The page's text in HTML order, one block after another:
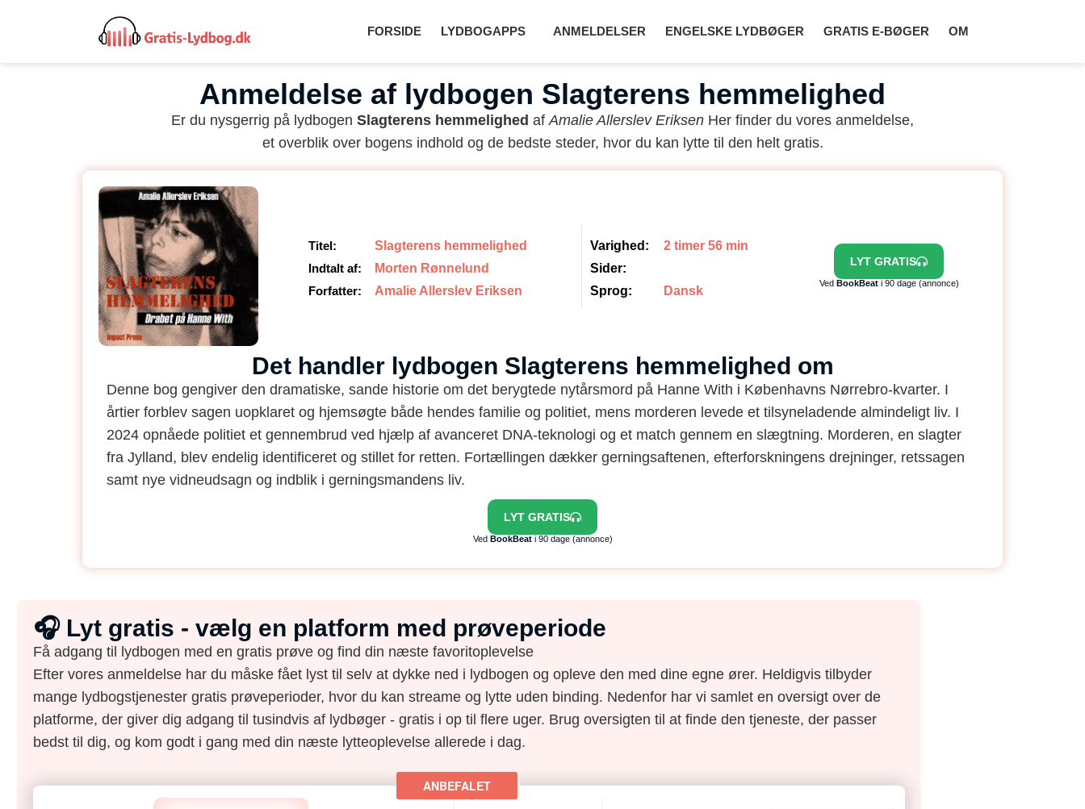
FORSIDE LYDBOGAPPS ANMELDELSER ENGELSKE LYDBØGER GRATIS E-BØGER OM
Anmeldelse af lydbogen Slagterens hemmelighed
Er du nysgerrig på lydbogen Slagterens hemmelighed af Amalie Allerslev Eriksen Her finder du vores anmeldelse,
et overblik over bogens indhold og de bedste steder, hvor du kan lytte til den helt gratis.
Titel:
Slagterens hemmelighed
Indtalt af:
Morten Rønnelund
Forfatter:
Amalie Allerslev Eriksen
Varighed:
2 timer 56 min
Sider:
Sprog:
Dansk
LYT GRATIS
Ved BookBeati 90 dage (annonce)
Det handler lydbogen Slagterens hemmelighed om
Denne bog gengiver den dramatiske, sande historie om det berygtede nytårsmord på Hanne With i Københavns Nørrebro-kvarter. I
årtier forblev sagen uopklaret og hjemsøgte både hendes familie og politiet, mens morderen levede et tilsyneladende almindeligt liv. I
2024 opnåede politiet et gennembrud ved hjælp af avanceret DNA-teknologi og et match gennem en slægtning. Morderen, en slagter
fra Jylland, blev endelig identificeret og stillet for retten. Fortællingen dækker gerningsaftenen, efterforskningens drejninger, retssagen
samt nye vidneudsagn og indblik i gerningsmandens liv.
LYT GRATIS
Ved BookBeati 90 dage (annonce)
🎧 Lyt gratis - vælg en platform med prøveperiode
Få adgang til lydbogen med en gratis prøve og find din næste favoritoplevelse
Efter vores anmeldelse har du måske fået lyst til selv at dykke ned i lydbogen og opleve den med dine egne ører. Heldigvis tilbyder
mange lydbogstjenester gratis prøveperioder, hvor du kan streame og lytte uden binding. Nedenfor har vi samlet en oversigt over de
platforme, der giver dig adgang til tusindvis af lydbøger - gratis i op til flere uger. Brug oversigten til at finde den tjeneste, der passer
bedst til dig, og kom godt i gang med din næste lytteoplevelse allerede i dag.